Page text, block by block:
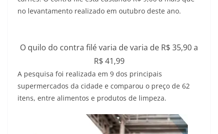
no levantamento realizado em outubro deste ano.
O quilo do contra filé varia de varia de R$ 35,90 a
R$ 41,99
A pesquisa foi realizada em 9 dos principais
supermercados da cidade e comparou o preço de 62
itens, entre alimentos e produtos de limpeza.